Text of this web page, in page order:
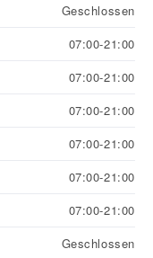
Geschlossen
07:00-21:00
07:00-21:00
07:00-21:00
07:00-21:00
07:00-21:00
07:00-21:00
Geschlossen